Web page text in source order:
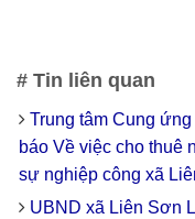
# Tin liên quan
Trung tâm Cung
báo Về việc cho thuê
sự nghiệp công xã
UBND xã Liên Sơn